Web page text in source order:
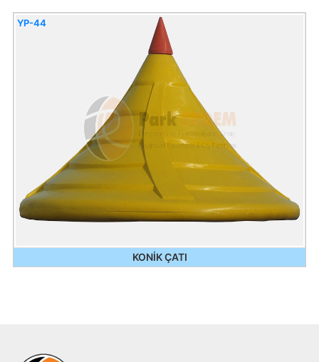
KONİK ÇATI
YP-44